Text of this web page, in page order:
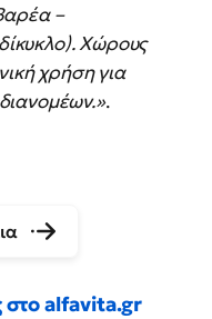
–
δίκυκλο). Χώρους
χρήση για
.
στο alfavita.gr